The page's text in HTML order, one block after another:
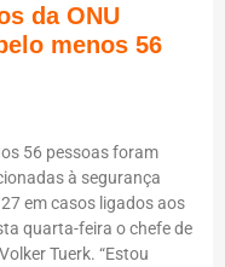
da ONU
menos 56
56 pessoas foram
à segurança
em casos ligados aos
quarta-feira o chefe de
Tuerk. “Estou